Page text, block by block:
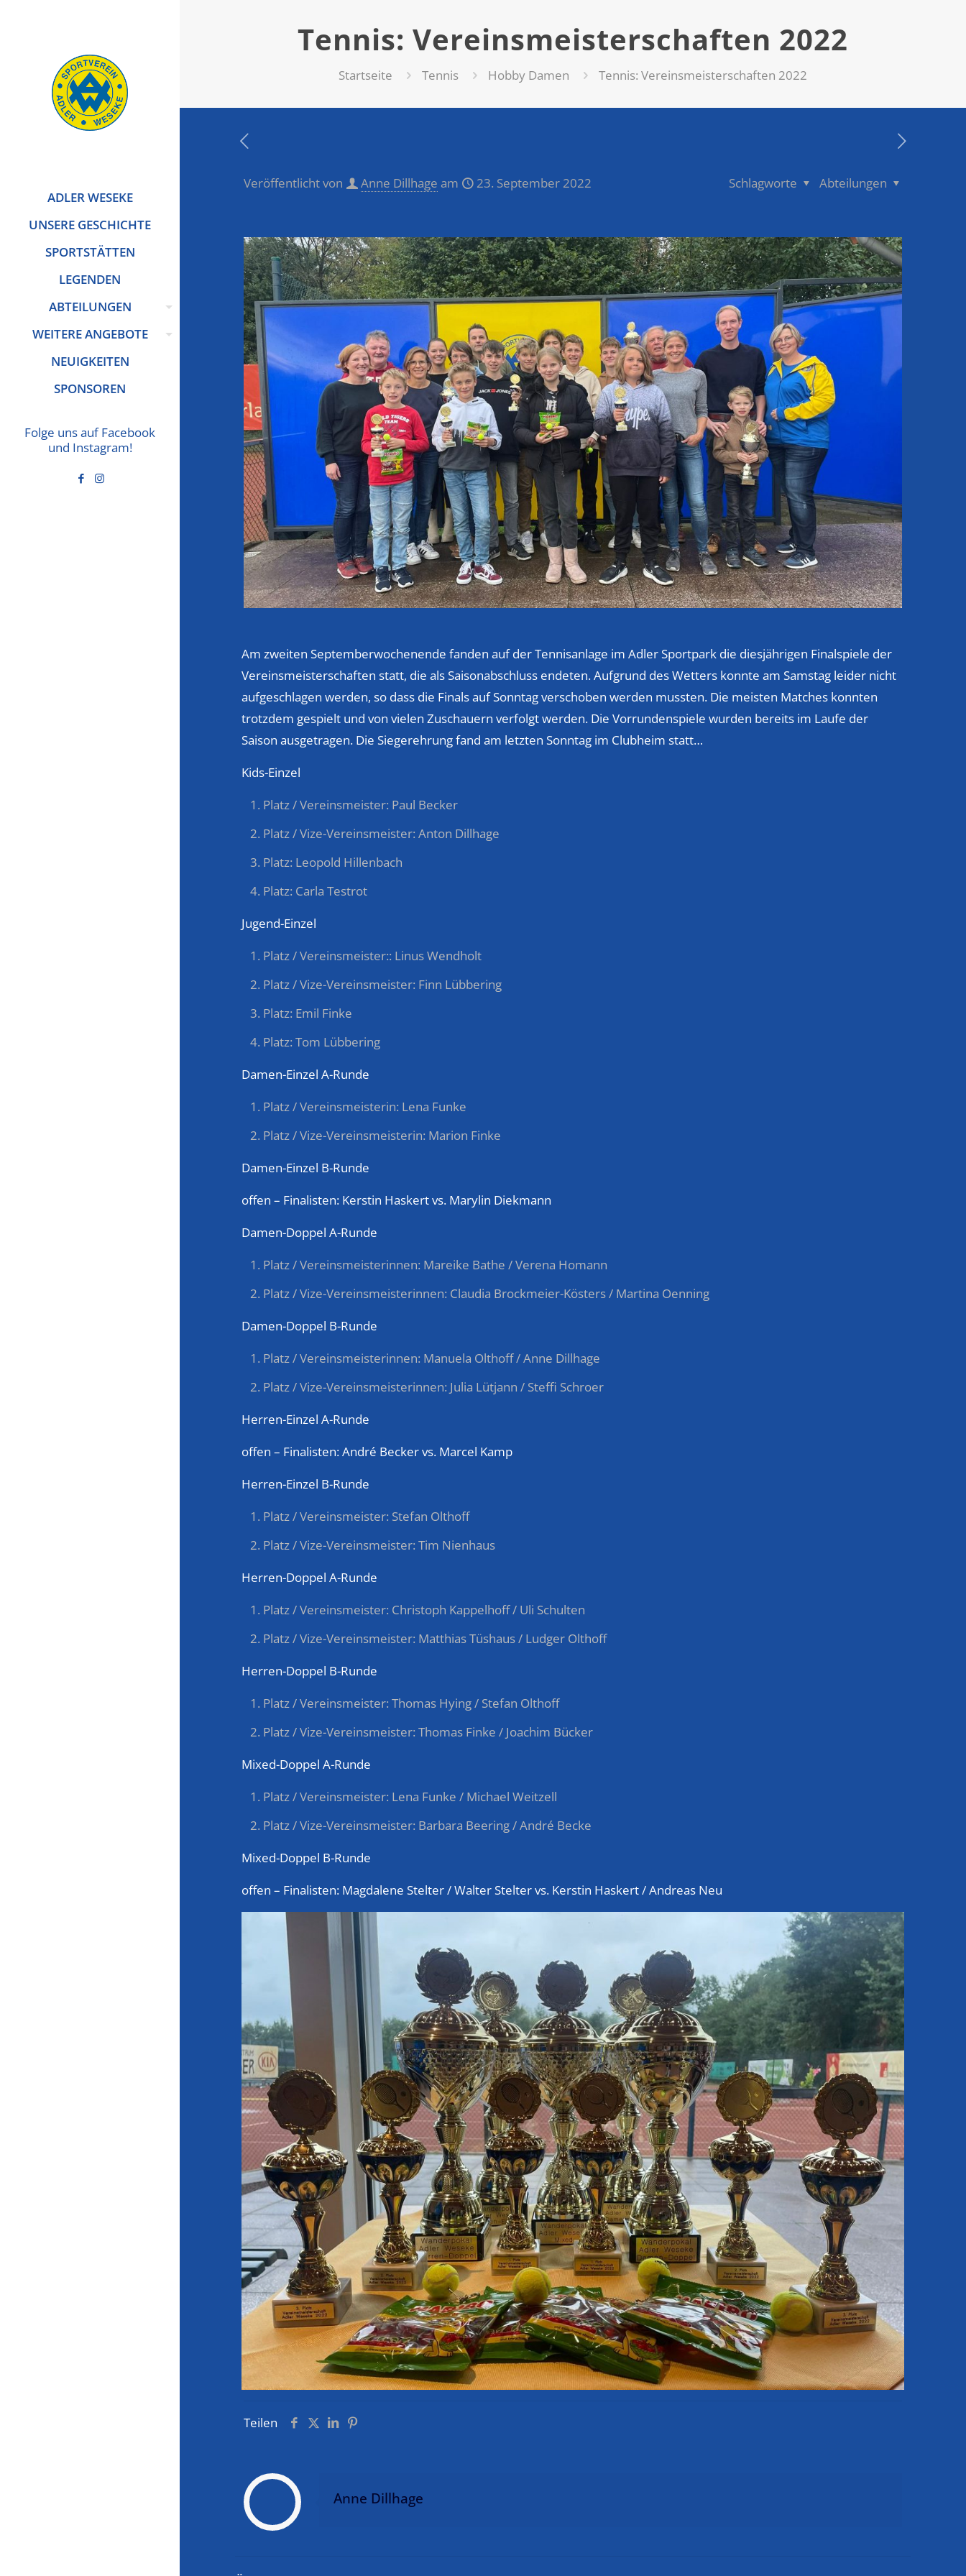
ADLER WESEKE
UNSERE GESCHICHTE
SPORTSTÄTTEN
LEGENDEN
ABTEILUNGEN
WEITERE ANGEBOTE
NEUIGKEITEN
SPONSOREN
Folge uns auf Facebook
und Instagram!
Tennis: Vereinsmeisterschaften 2022
Startseite Tennis Hobby Damen Tennis: Vereinsmeisterschaften 2022
Veröffentlicht von Anne Dillhage am 23. September 2022 Abteilungen
Schlagworte
Am zweiten Septemberwochenende fanden auf der Tennisanlage im Adler Sportpark die diesjährigen Finalspiele der
Vereinsmeisterschaften statt, die als Saisonabschluss endeten. Aufgrund des Wetters konnte am Samstag leider nicht
aufgeschlagen werden, so dass die Finals auf Sonntag verschoben werden mussten. Die meisten Matches konnten
trotzdem gespielt und von vielen Zuschauern verfolgt werden. Die Vorrundenspiele wurden bereits im Laufe der
Saison ausgetragen. Die Siegerehrung fand am letzten Sonntag im Clubheim statt…
Kids-Einzel
Platz / Vereinsmeister: Paul Becker
Platz / Vize-Vereinsmeister: Anton Dillhage
Platz: Leopold Hillenbach
Platz: Carla Testrot
Jugend-Einzel
Platz / Vereinsmeister:: Linus Wendholt
Platz / Vize-Vereinsmeister: Finn Lübbering
Platz: Emil Finke
Platz: Tom Lübbering
Damen-Einzel A-Runde
Platz / Vereinsmeisterin: Lena Funke
Platz / Vize-Vereinsmeisterin: Marion Finke
Damen-Einzel B-Runde
offen – Finalisten: Kerstin Haskert vs. Marylin Diekmann
Damen-Doppel A-Runde
Platz / Vereinsmeisterinnen: Mareike Bathe / Verena Homann
Platz / Vize-Vereinsmeisterinnen: Claudia Brockmeier-Kösters / Martina Oenning
Damen-Doppel B-Runde
Platz / Vereinsmeisterinnen: Manuela Olthoff / Anne Dillhage
Platz / Vize-Vereinsmeisterinnen: Julia Lütjann / Steffi Schroer
Herren-Einzel A-Runde
offen – Finalisten: André Becker vs. Marcel Kamp
Herren-Einzel B-Runde
Platz / Vereinsmeister: Stefan Olthoff
Platz / Vize-Vereinsmeister: Tim Nienhaus
Herren-Doppel A-Runde
Platz / Vereinsmeister: Christoph Kappelhoff / Uli Schulten
Platz / Vize-Vereinsmeister: Matthias Tüshaus / Ludger Olthoff
Herren-Doppel B-Runde
Platz / Vereinsmeister: Thomas Hying / Stefan Olthoff
Platz / Vize-Vereinsmeister: Thomas Finke / Joachim Bücker
Mixed-Doppel A-Runde
Platz / Vereinsmeister: Lena Funke / Michael Weitzell
Platz / Vize-Vereinsmeister: Barbara Beering / André Becke
Mixed-Doppel B-Runde
offen – Finalisten: Magdalene Stelter / Walter Stelter vs. Kerstin Haskert / Andreas Neu
Teilen
Anne Dillhage